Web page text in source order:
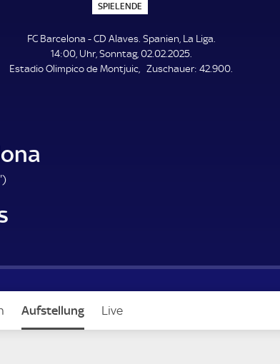
SPIELENDE
P
E
L
E
N
FC Barcelona - CD Alaves. Spanien, La Liga.
14:00, Uhr, Sonntag, 02.02.2025.
Estadio Olimpico de Montjuic
Zuschauer: Z
42.900.
6
.
m
u
)
Aufstellung Live